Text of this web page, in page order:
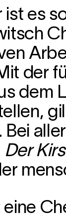
ist es
der
dem
Der